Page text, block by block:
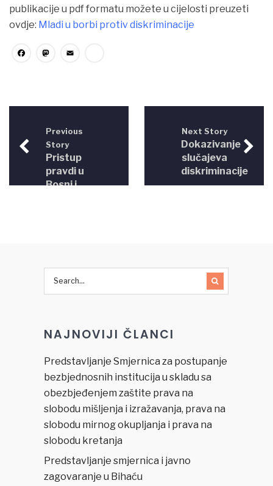
publikacije u pdf formatu možete u cijelosti preuzeti
ovdje: Mladi u borbi protiv diskriminacije
Facebook
Mastodon
Previous
Story
Pristup
pravdi u
Bosni i
Next Story
Dokazivanje
slučajeva
diskriminacije
NAJNOVIJI ČLANCI
Predstavljanje Smjernica za postupanje
bezbjednosnih institucija u skladu sa
obezbjeđenjem zaštite prava na
slobodu mišljenja i izražavanja, prava na
slobodu mirnog okupljanja i prava na
slobodu kretanja
Predstavljanje smjernica i javno
zagovaranje u Bihaću